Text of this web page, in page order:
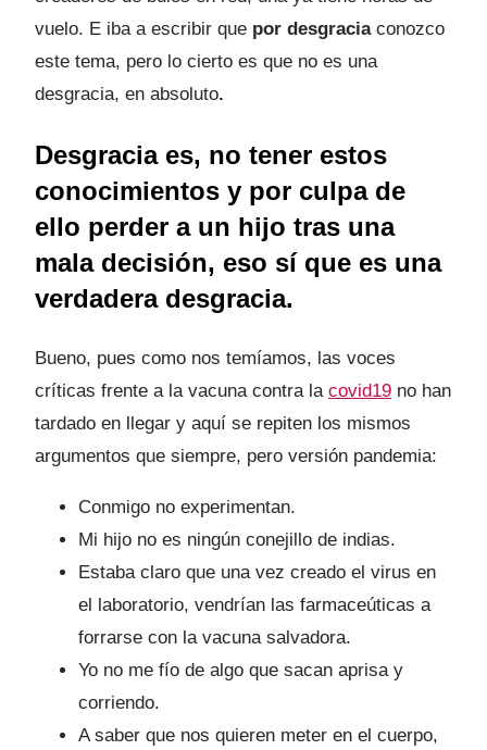
vuelo. E iba a escribir que por desgraciaconozco
este tema, pero lo cierto es que no es una
desgracia, en absoluto.
Desgracia es, no tener estos
conocimientos y por culpa de
ello perder a un hijo tras una
mala decisión, eso sí que es una
verdadera desgracia.
Bueno, pues como nos temíamos, las voces
críticas frente a la vacuna contra la covid19 no han
tardado en llegar y aquí se repiten los mismos
argumentos que siempre, pero versión pandemia:
Conmigo no experimentan.
Mi hijo no es ningún conejillo de indias.
Estaba claro que una vez creado el virus en
el laboratorio, vendrían las farmaceúticas a
forrarse con la vacuna salvadora.
Yo no me fío de algo que sacan aprisa y
corriendo.
A saber que nos quieren meter en el cuerpo,